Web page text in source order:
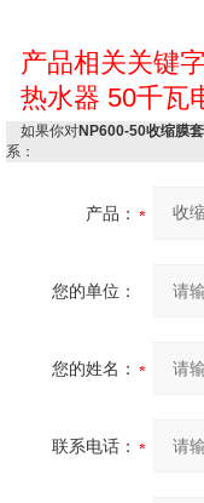
产品相关关键
热水器 50千瓦
如果你对NP600-50收缩膜
系：
产品：
您的单位：
您的姓名：
联系电话：